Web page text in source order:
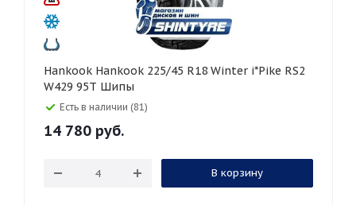
Hankook Hankook 225/45 R18 Winter i*Pike RS2
W429 95T Шипы
Есть в наличии (81)
14 780 руб.
В корзину